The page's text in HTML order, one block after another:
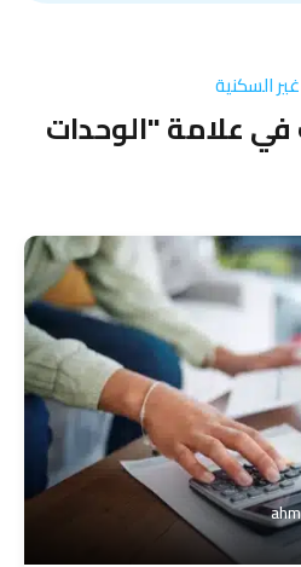
السكنية
علامة "الوحدات